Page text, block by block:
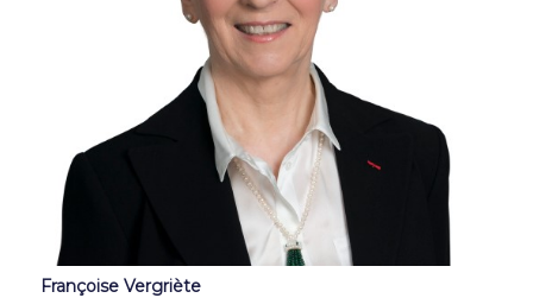
Françoise Vergriète